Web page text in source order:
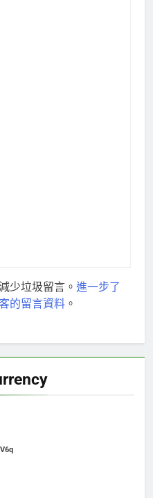
少垃圾留言。 進一步了
的留言資料 。